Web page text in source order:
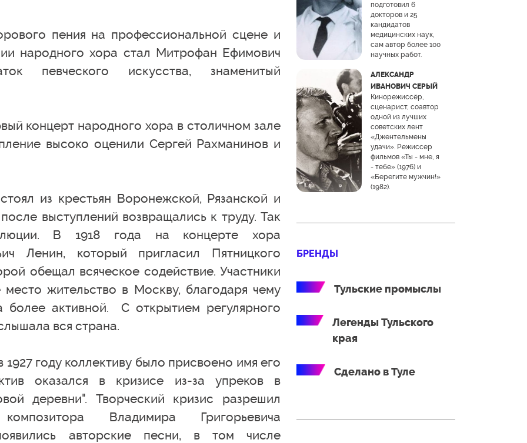
пения на профессиональной сцене и
народного хора стал Митрофан Ефимович
певческого искусства, знаменитый
концерт народного хора в столичном зале
высоко оценили Сергей Рахманинов и
из крестьян Воронежской, Рязанской и
выступлений возвращались к труду. Так
В 1918 года на концерте хора
Ленин, который пригласил Пятницкого
обещал всяческое содействие. Участники
жительство в Москву, благодаря чему
более активной. С открытием регулярного
вся страна.
году коллективу было присвоено имя его
оказался в кризисе из-за упреков в
деревни". Творческий кризис разрешил
Владимира Григорьевича
авторские песни, в том числе
подготовил 6
докторов и 25
кандидатов
медицинских наук,
сам автор более 100
научных работ.
АЛЕКСАНДР
ИВАНОВИЧ СЕРЫЙ
Кинорежиссёр,
сценарист, соавтор
одной из лучших
советских лент
«Джентельмены
удачи». Режиссер
фильмов «Ты - мне, я
- тебе» (1976) и
«Берегите мужчин!»
(1982).
БРЕНДЫ
Тульские промыслы
Легенды Тульского
края
Сделано в Туле